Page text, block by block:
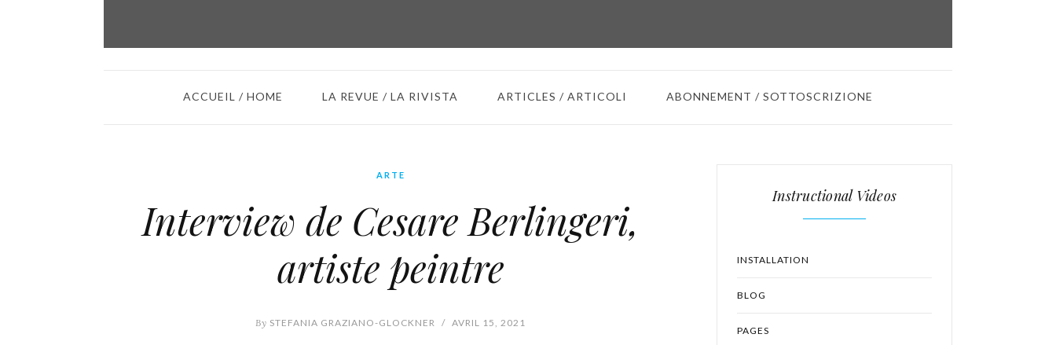
ACCUEIL / HOME LA REVUE / LA RIVISTA ARTICLES / ARTICOLI ABONNEMENT / SOTTOSCRIZIONE
ARTE
Interview de Cesare Berlingeri,
artiste peintre
By STEFANIA GRAZIANO-GLOCKNER / AVRIL 15, 2021
Instructional Videos
INSTALLATION
BLOG
PAGES